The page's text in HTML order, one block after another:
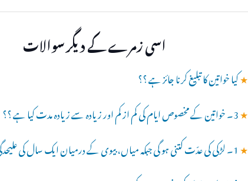
اسی زمرے کے دیگر سوالات
★کیا خواتین کا تبلیغ کرنا جائز ہے ؟؟
★3۔ خواتین کے مخصوص ایام کی کم از کم اور زیادہ سے زیادہ مدت کیا ہے ؟؟
★1۔ لڑکی کی عدّت کتنی ہو گی جبکہ میاں، بیوی کے درمیان ایک سال کی علیحدگی رہی ہو؟؟